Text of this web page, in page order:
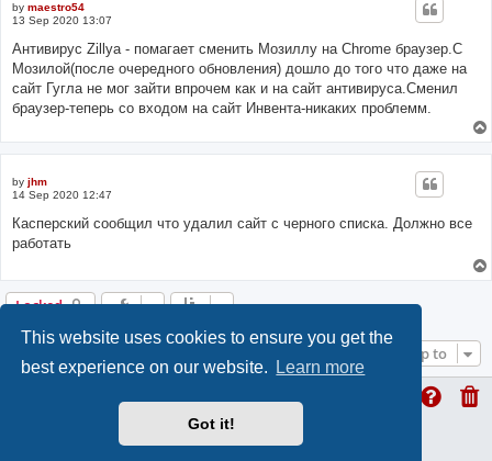
This website uses cookies to ensure you get the
best experience on our website.
Learn more
Got it!
by maestro54
13 Sep 2020 13:07
Антивирус Zillya - помагает сменить Мозиллу на Chrome браузер.С
Мозилой(после очередного обновления) дошло до того что даже на
сайт Гугла не мог зайти впрочем как и на сайт антивируса.Сменил
браузер-теперь со входом на сайт Инвента-никаких проблемм.
by jhm
14 Sep 2020 12:47
Касперский сообщил что удалил сайт с черного списка. Должно все
работать
Locked
Jump to